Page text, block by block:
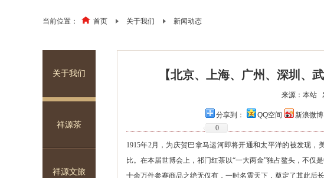
当前位置： 首页 关于我们 新闻动态
关于我们
祥源茶
祥源文旅
【北京、上海、广州、深圳、
来源：本站
分享到： QQ空间 新浪微博
0
1915年2月，为庆贺巴拿马运河即将开通和太平洋的被发现
比。在本届世博会上，祁门红茶以“一大两金”独占鳌头，不
十余万件参赛商品之绝无仅有，一时名震天下，奠定了其此后
祥源·年份安茶系列